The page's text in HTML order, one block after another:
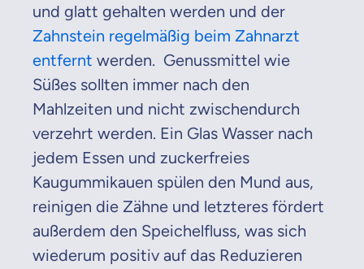
und glatt gehalten werden und der
Zahnstein regelmäßig beim Zahnarzt
entfernt werden. Genussmittel wie
Süßes sollten immer nach den
Mahlzeiten und nicht zwischendurch
verzehrt werden. Ein Glas Wasser nach
jedem Essen und zuckerfreies
Kaugummikauen spülen den Mund aus,
reinigen die Zähne und letzteres fördert
außerdem den Speichelfluss, was sich
wiederum positiv auf das Reduzieren